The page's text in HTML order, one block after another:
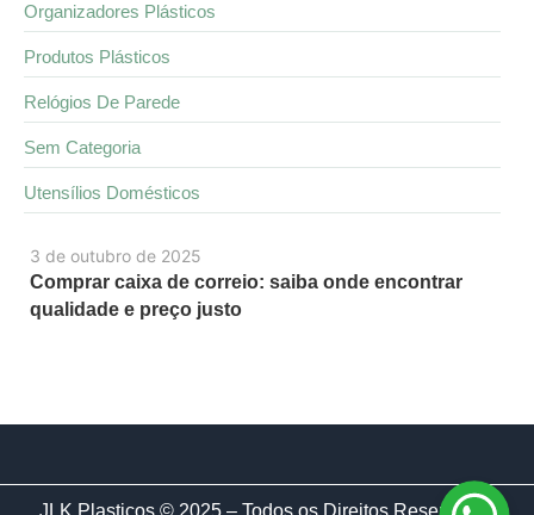
3 de outubro de 2025
Comprar caixa de correio: saiba onde encontrar
qualidade e preço justo
Organizadores Plásticos
Produtos Plásticos
Relógios De Parede
Sem Categoria
Utensílios Domésticos